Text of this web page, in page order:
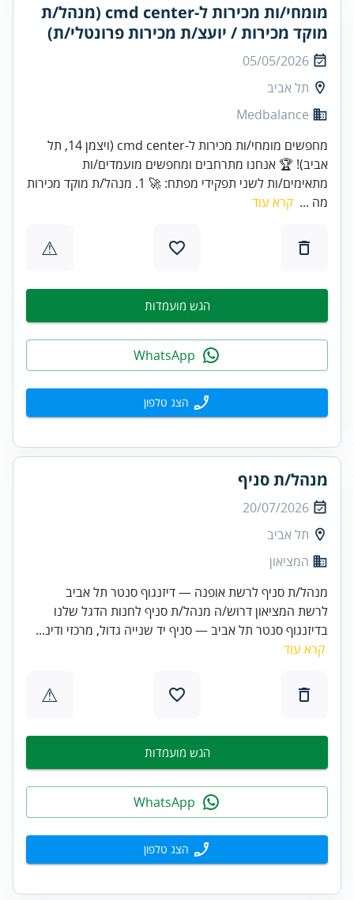
מומחי/ות מכירות ל-cmd center (מנהל/ת
מוקד מכירות / יועצ/ת מכירות פרונטלי/ת)
05/05/2026
תל אביב
Medbalance
מחפשים מומחי/ות מכירות ל-cmd center (ויצמן 14, תל
אביב)! 🏆 אנחנו מתרחבים ומחפשים מועמדים/ות
מתאימים/ות לשני תפקידי מפתח: 🚀 1. מנהל/ת מוקד מכירות
מה ... קרא עוד
⚠
הגש מועמדות
הצג טלפון
מנהל/ת סניף
20/07/2026
תל אביב
המציאון
מנהל/ת סניף לרשת אופנה — דיזנגוף סנטר תל אביב
לרשת המציאון דרוש/ה מנהל/ת סניף לחנות הדגל שלנו
בדיזנגוף סנטר תל אביב — סניף יד שנייה גדול, מרכזי ודינ...
קרא עוד
⚠
הגש מועמדות
הצג טלפון